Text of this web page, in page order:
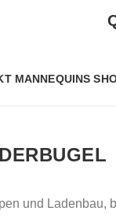
MANNEQUINS
und Ladenbau,